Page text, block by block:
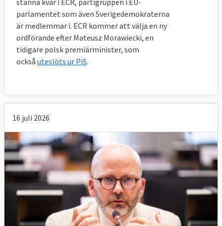
stanna kvar i ECR, partigruppen i EU-
parlamentet som även Sverigedemokraterna
är medlemmar i. ECR kommer att välja en ny
ordförande efter Mateusz Morawiecki, en
tidigare polsk premiärminister, som
också uteslöts ur PiS.
16 juli 2026